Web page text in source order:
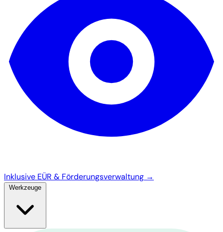
Inklusive EÜR & Förderungsverwaltung →
Werkzeuge